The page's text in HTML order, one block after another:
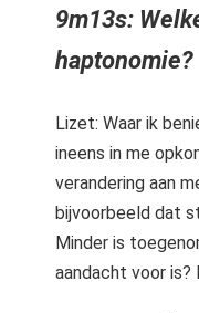
9m13s:
haptonomie?
Lizet: Waar ik
ineens in me
verandering aan
bijvoorbeeld dat
Minder is
aandacht voor